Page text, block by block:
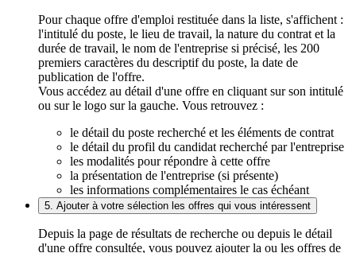
Pour chaque offre d'emploi restituée dans la liste, s'affichent :
l'intitulé du poste, le lieu de travail, la nature du contrat et la
durée de travail, le nom de l'entreprise si précisé, les 200
premiers caractères du descriptif du poste, la date de
publication de l'offre.
Vous accédez au détail d'une offre en cliquant sur son intitulé
ou sur le logo sur la gauche. Vous retrouvez :
le détail du poste recherché et les éléments de contrat
le détail du profil du candidat recherché par l'entreprise
les modalités pour répondre à cette offre
la présentation de l'entreprise (si présente)
les informations complémentaires le cas échéant
5. Ajouter à votre sélection les offres qui vous intéressent
Depuis la page de résultats de recherche ou depuis le détail
d'une offre consultée, vous pouvez ajouter la ou les offres de